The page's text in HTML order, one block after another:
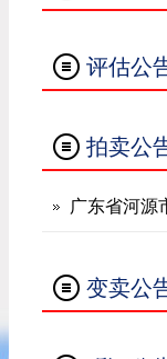
评估公
拍卖公
广东省河源
变卖公